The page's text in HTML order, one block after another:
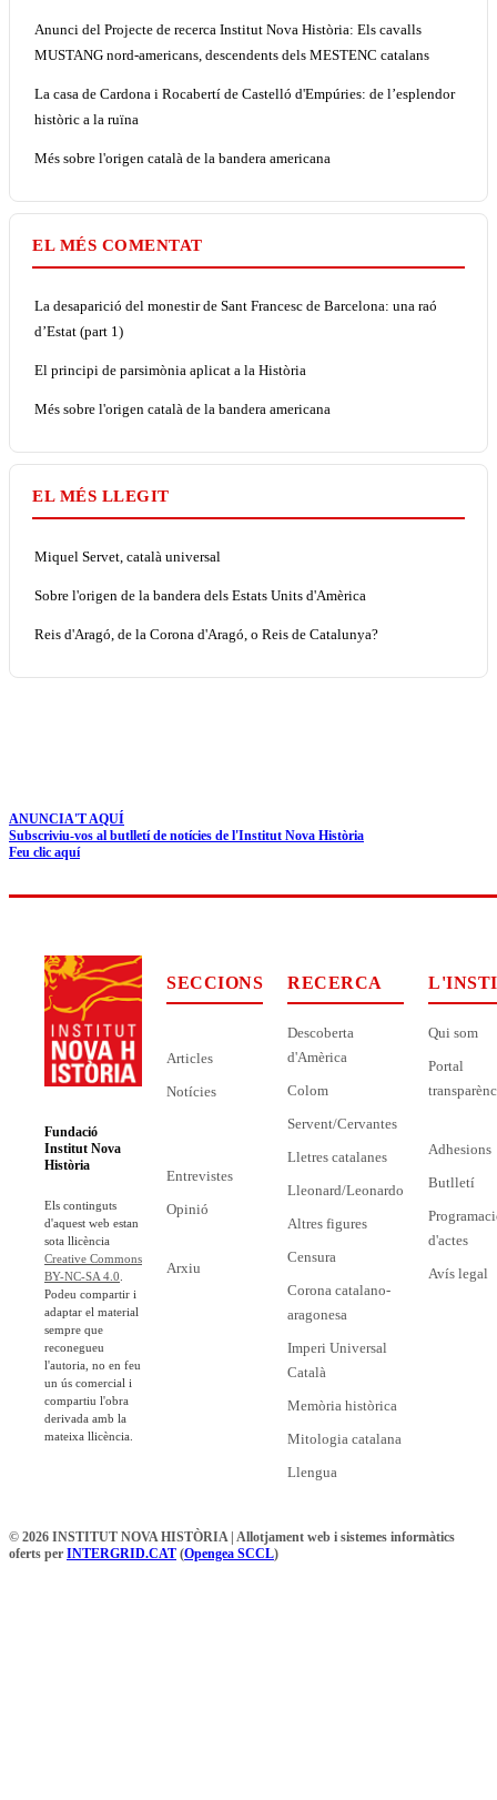
Anunci del Projecte de recerca Institut Nova Història: Els cavalls
MUSTANG nord-americans, descendents dels MESTENC catalans
La casa de Cardona i Rocabertí de Castelló d'Empúries: de l’esplendor
històric a la ruïna
Més sobre l'origen català de la bandera americana
EL MÉS COMENTAT
La desaparició del monestir de Sant Francesc de Barcelona: una raó
d’Estat (part 1)
El principi de parsimònia aplicat a la Història
Més sobre l'origen català de la bandera americana
EL MÉS LLEGIT
Miquel Servet, català universal
Sobre l'origen de la bandera dels Estats Units d'Amèrica
Reis d'Aragó, de la Corona d'Aragó, o Reis de Catalunya?
ANUNCIA'T AQUÍ
Subscriviu-vos al butlletí de notícies de l'Institut Nova Història
Feu clic aquí
Fundació
Institut Nova
Història
Els continguts
d'aquest web estan
sota llicència
Creative Commons
BY-NC-SA 4.0
Podeu compartir i
adaptar el material
sempre que
reconegueu
l'autoria, no en feu
un ús comercial i
compartiu l'obra
derivada amb la
mateixa llicència.
SECCIONS
Articles
Notícies
Entrevistes
Opinió
Arxiu
RECERCA
Descoberta
d'Amèrica
Colom
Servent/Cervantes
Lletres catalanes
Lleonard/Leonardo
Altres figures
Censura
Corona catalano-
aragonesa
Imperi Universal
Català
Memòria històrica
Mitologia catalana
Llengua
Qui som
Portal
Adhesions
Butlletí
d'actes
Avís legal
© 2026 INSTITUT NOVA HISTÒRIA | Allotjament web i sistemes informàtics
oferts per INTERGRID.CAT (Opengea SCCL)